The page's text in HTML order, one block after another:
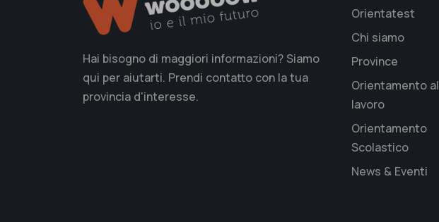
Hai bisogno di maggiori informazioni? Siamo
qui per aiutarti. Prendi contatto con la tua
provincia d'interesse.
Orientatest
Chi siamo
Province
Orientamento al
lavoro
Orientamento
Scolastico
News & Eventi